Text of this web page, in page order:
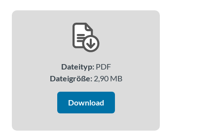
Dateityp:PDF
Dateigröße:2,90 MB
Download
Unterstützung
Anwendungen
Tolomatic